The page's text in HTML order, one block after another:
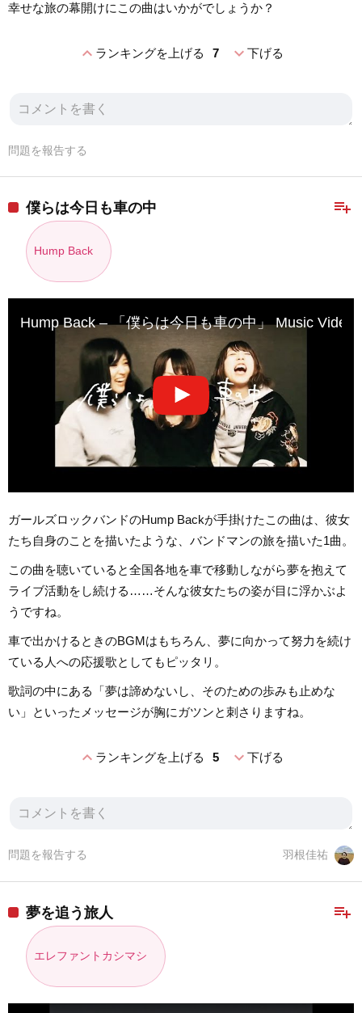
幸せな旅の幕開けにこの曲はいかがでしょうか？
expand_lessランキングを上げる 7 expand_more下げる
問題を報告する
playlist_add
僕らは今日も車の中
Hump Back
Hump Back – 「僕らは今日も車の中」 Music Video
ガールズロックバンドのHump Backが手掛けたこの曲は、彼女
たち自身のことを描いたような、バンドマンの旅を描いた1曲。
この曲を聴いていると全国各地を車で移動しながら夢を抱えて
ライブ活動をし続ける……そんな彼女たちの姿が目に浮かぶよ
うですね。
車で出かけるときのBGMはもちろん、夢に向かって努力を続け
ている人への応援歌としてもピッタリ。
歌詞の中にある「夢は諦めないし、そのための歩みも止めな
い」といったメッセージが胸にガツンと刺さりますね。
expand_lessランキングを上げる 5 expand_more下げる
羽根佳祐
問題を報告する
playlist_add
夢を追う旅人
エレファントカシマシ